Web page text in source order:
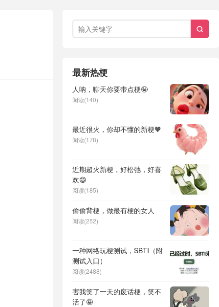

最新热梗
人呐，聊天你要带点梗🤪
阅读(140)
最近很火，你却不懂的新梗🧡
阅读(178)
近期超火新梗，好松弛，好喜
欢😄
阅读(185)
偷偷背梗，做最有梗的女人
阅读(252)
一种网络玩梗测试，SBTI（附
测试入口）
阅读(2488)
害我笑了一天的废话梗，笑不
活了🤪